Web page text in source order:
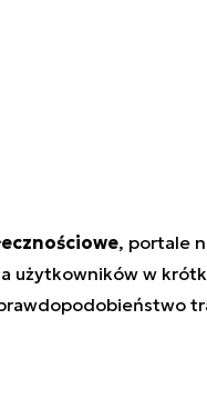
, portale
użytkowników w